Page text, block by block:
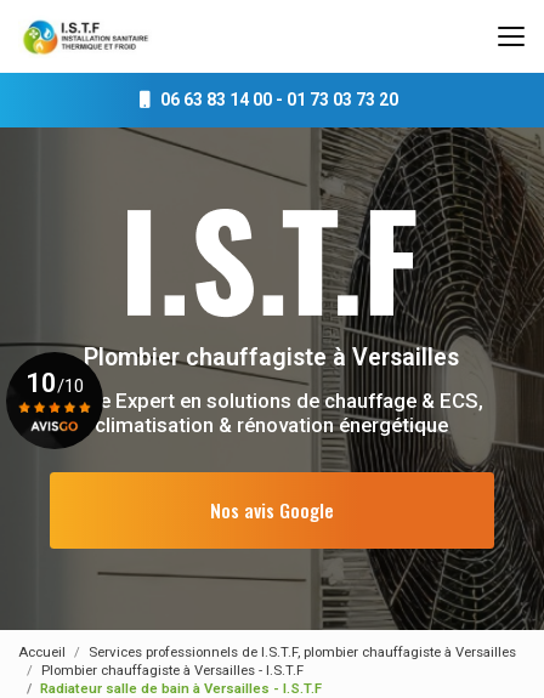
contenu
06 63 83 14 00- 01 73 03 73 20
Plombier chauffagisteà Versailles
Votre Expert en solutions de chauffage & ECS,
climatisation & rénovation énergétique
Nos avis Google
10/10
Accueil
Services professionnels de I.S.T.F, plombier chauffagiste à Versailles
Plombier chauffagiste à Versailles - I.S.T.F
Radiateur salle de bain à Versailles - I.S.T.F